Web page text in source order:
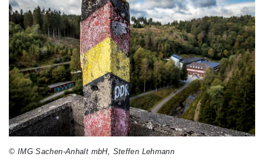
© IMG Sachen-Anhalt mbH, Steffen Lehmann